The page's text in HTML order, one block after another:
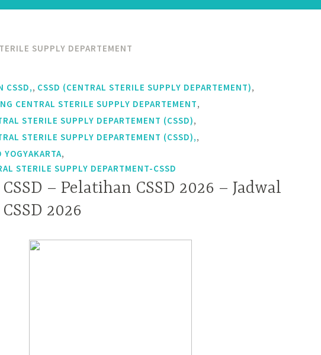
SUPPLY DEPARTEMENT
CSSD,, CSSD (CENTRAL STERILE SUPPLY DEPARTEMENT),
CENTRAL STERILE SUPPLY DEPARTEMENT,
STERILE SUPPLY DEPARTEMENT (CSSD),
STERILE SUPPLY DEPARTEMENT (CSSD),,
YOGYAKARTA,
STERILE SUPPLY DEPARTMENT-CSSD
– Pelatihan CSSD 2026 – Jadwal
2026